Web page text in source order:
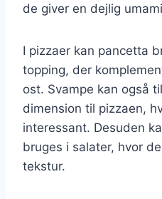
de giver en dejlig
I pizzaer kan pancetta
topping, der
ost. Svampe kan også
dimension til pizzaen,
interessant. Desuden
bruges i salater, hvor
tekstur.